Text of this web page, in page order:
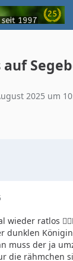
2025 um
wieder ratlos
dunklen
muss der ja
die rähmchen